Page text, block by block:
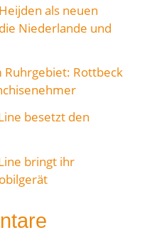
als neuen
Niederlande und
Ruhrgebiet: Rottbeck
besetzt den
bringt ihr